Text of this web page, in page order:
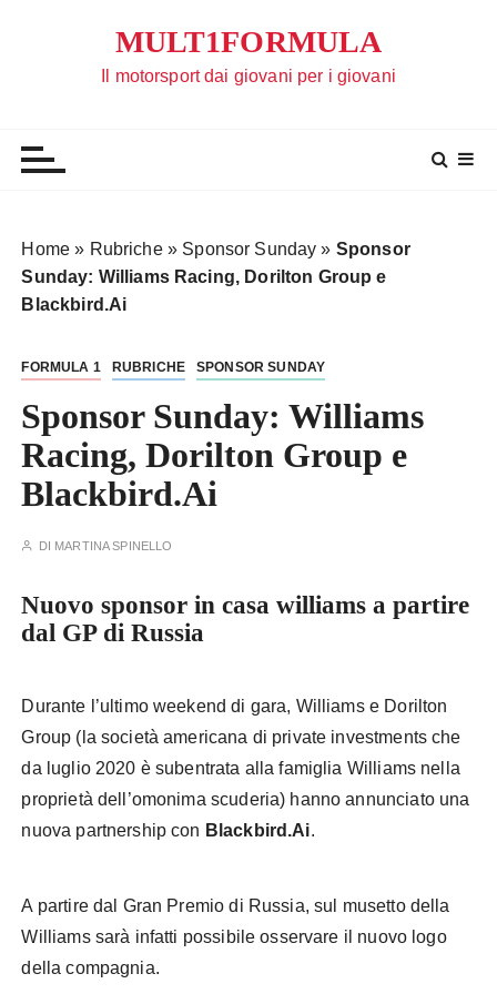
MULT1FORMULA
Il motorsport dai giovani per i giovani
Home » Rubriche» Sponsor Sunday » Sponsor
Sunday: Williams Racing, Dorilton Group e
Blackbird.Ai
FORMULA 1 RUBRICHE SPONSOR SUNDAY
Sponsor Sunday: Williams
Racing, Dorilton Group e
Blackbird.Ai
DI MARTINA SPINELLO
Nuovo sponsor in casa williams a partire
dal GP di Russia
Durante l’ultimo weekend di gara, Williams e Dorilton
Group (la società americana di private investments che
da luglio 2020 è subentrata alla famiglia Williams nella
proprietà dell’omonima scuderia) hanno annunciato una
nuova partnership con Blackbird.Ai.
A partire dal Gran Premio di Russia, sul musetto della
Williams sarà infatti possibile osservare il nuovo logo
della compagnia.